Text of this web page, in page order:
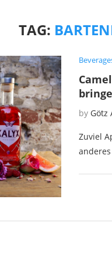
TAG:
by Götz
Zuviel